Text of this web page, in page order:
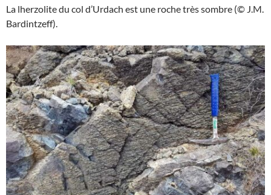
La lherzolite du col d’Urdach est une roche très sombre (© J.M.
Bardintzeff).